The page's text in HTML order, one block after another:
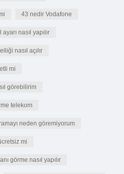
43 nedir Vodafone
nasıl yapılır
nasıl açılır
mi
görebilirim
telekom
neden göremiyorum
mi
görme nasıl yapılır